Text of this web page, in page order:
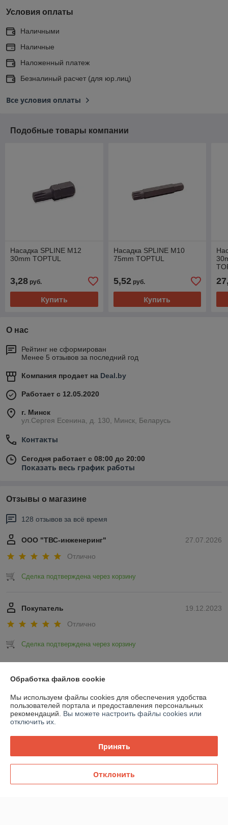
Условия оплаты
Наличными
Наличные
Наложенный платеж
Безналиный расчет (для юр.лиц)
Все условия оплаты
Подобные товары компании
Насадка SPLINE M12
30mm TOPTUL
3,28 руб.
Купить
Насадка SPLINE M10
75mm TOPTUL
5,52руб.
Купить
О нас
Рейтинг не сформирован
Менее 5 отзывов за последний год
Компания продает на Deal.by
Работает с 12.05.2020
г. Минск
ул.Сергея Есенина, д. 130, Минск, Беларусь
Контакты
Сегодня работает с 08:00 до 20:00
Показать весь график работы
Отзывы о магазине
128 отзывов за всё время
27.07.2026
ООО "ТВС-инженеринг"
Отлично
Сделка подтверждена через корзину
19.12.2023
Покупатель
Отлично
Сделка подтверждена через корзину
О нас
Обработка файлов cookie
Мы используем файлы cookies для обеспечения удобства
пользователей портала и предоставления персональных
рекомендаций. Вы можете настроить файлы cookies или
отключить их.
Принять
Отклонить